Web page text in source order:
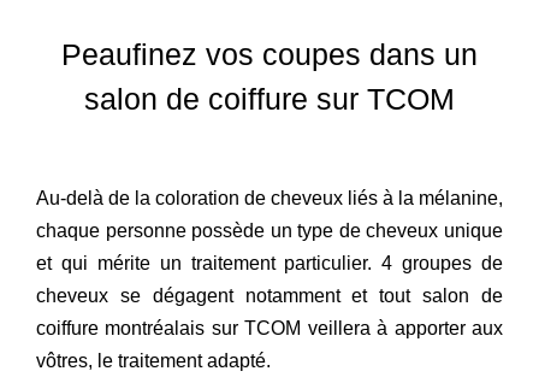
Peaufinez vos coupes dans un
salon de coiffure sur TCOM
Au-delà de la coloration de cheveux liés à la mélanine,
chaque personne possède un type de cheveux unique
et qui mérite un traitement particulier. 4 groupes de
cheveux se dégagent notamment et tout salon de
coiffure montréalais sur TCOM veillera à apporter aux
vôtres, le traitement adapté.